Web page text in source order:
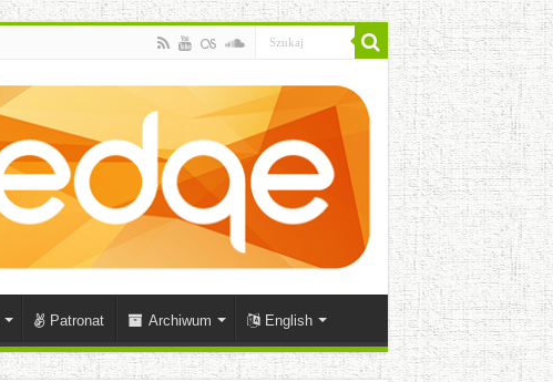
Patronat Archiwum English